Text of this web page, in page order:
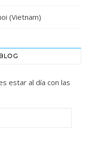
(Vietnam)
estar al día con las